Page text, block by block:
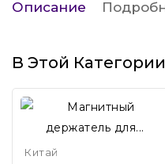
Описание
В Этой
Китай